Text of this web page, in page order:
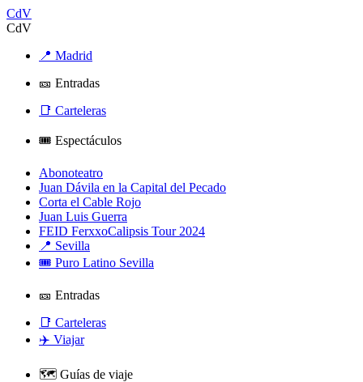
CdV
CdV
📍 Madrid
🎫 Entradas
📑 Carteleras
🎟️ Espectáculos
Abonoteatro
Juan Dávila en la Capital del Pecado
Corta el Cable Rojo
Juan Luis Guerra
FEID FerxxoCalipsis Tour 2024
📍 Sevilla
🎟️ Puro Latino Sevilla
🎫 Entradas
📑 Carteleras
✈️ Viajar
🗺️ Guías de viaje